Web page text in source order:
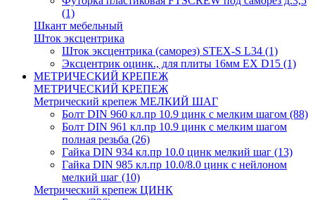
(1)
Шкант мебельный
Шток эксцентрика
Шток эксцентрика (саморез) STEX-S L34 (1)
Эксцентрик оцинк., для плиты 16мм EX D15 (1)
МЕТРИЧЕСКИЙ КРЕПЕЖ
МЕТРИЧЕСКИЙ КРЕПЕЖ
Метрический крепеж МЕЛКИЙ ШАГ
Болт DIN 960 кл.пр 10.9 цинк с мелким шагом (88)
Болт DIN 961 кл.пр 10.9 цинк с мелким шагом
полная резьба (26)
Гайка DIN 934 кл.пр 10.0 цинк мелкий шаг (13)
Гайка DIN 985 кл.пр 10.0/8.0 цинк с нейлоном
мелкий шаг (10)
Метрический крепеж ЦИНК